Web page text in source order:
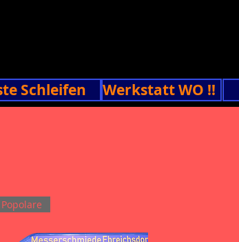
Schleifen Werkstatt WO !!
Popolare